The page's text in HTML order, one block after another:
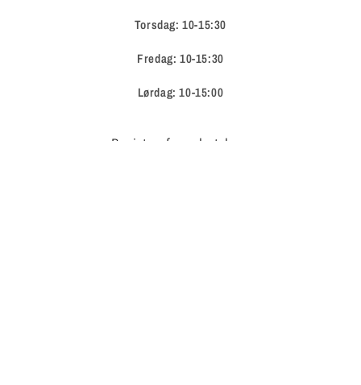
Torsdag: 10-15:30
Fredag: 10-15:30
Lørdag: 10-15:00
Registrer for nyhetsbrev